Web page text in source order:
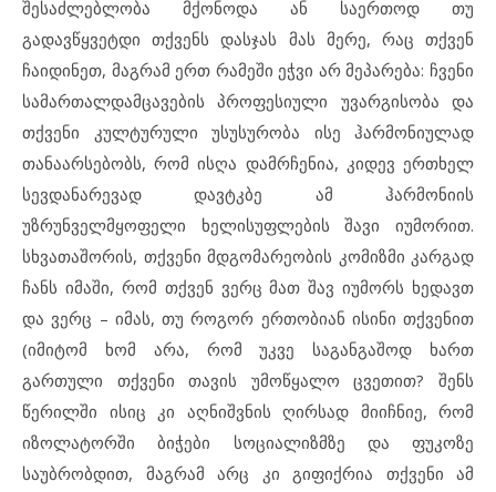
შესაძლებლობა მქონოდა ან საერთოდ თუ
გადავწყვეტდი თქვენს დასჯას მას მერე, რაც თქვენ
ჩაიდინეთ, მაგრამ ერთ რამეში ეჭვი არ მეპარება: ჩვენი
სამართალდამცავების პროფესიული უვარგისობა და
თქვენი კულტურული უსუსურობა ისე ჰარმონიულად
თანაარსებობს, რომ ისღა დამრჩენია, კიდევ ერთხელ
სევდანარევად დავტკბე ამ ჰარმონიის
უზრუნველმყოფელი ხელისუფლების შავი იუმორით.
სხვათაშორის, თქვენი მდგომარეობის კომიზმი კარგად
ჩანს იმაში, რომ თქვენ ვერც მათ შავ იუმორს ხედავთ
და ვერც – იმას, თუ როგორ ერთობიან ისინი თქვენით
(იმიტომ ხომ არა, რომ უკვე საგანგაშოდ ხართ
გართული თქვენი თავის უმოწყალო ცვეთით? შენს
წერილში ისიც კი აღნიშვნის ღირსად მიიჩნიე, რომ
იზოლატორში ბიჭები სოციალიზმზე და ფუკოზე
საუბრობდით, მაგრამ არც კი გიფიქრია თქვენი ამ